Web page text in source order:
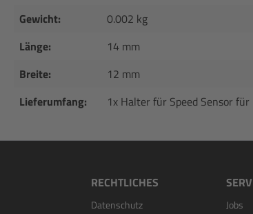
Gewicht:
0.002 kg
Länge:
14 mm
Breite:
12 mm
Lieferumfang:
1x Halter für Speed Sensor
RECHTLICHES
Datenschutz
Jobs